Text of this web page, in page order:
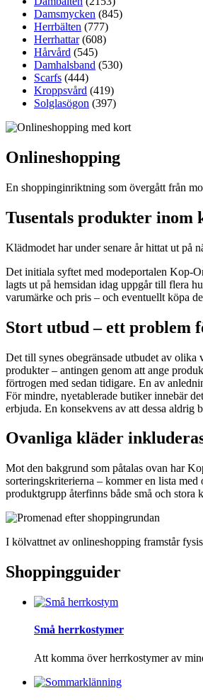
Damsmycken (845)
Herrbälten (777)
Herrhattar (608)
Hårvård (545)
Damhalsband (530)
Scarfs (444)
Kroppsvård (419)
Solglasögon (397)
Onlineshopping
En shoppinginriktning som övergått från
Tusentals produkter inom
Klädmodet har under senare år hittat ut på
Det initiala syftet med modeportalen Kop-
lagts ut på hemsidan idag uppgår till flera
varumärke och pris – och eventuellt köpa
Stort utbud – ett problem
Det till synes obegränsade utbudet av olika
produkter – antingen genom att ange
förtrogen med sedan tidigare. En av
För mindre, nyetablerade butiker innebär
erbjuda. En konsekvens av att dessa aldrig
Ovanliga kläder
Mot den bakgrund som påtalas ovan har
sorteringskriterierna – kommer en lista
produktgrupp återfinns både små och
I kölvattnet av onlineshopping framstår
Shoppingguider
Små herrkostymer
Att komma över herrkostymer av